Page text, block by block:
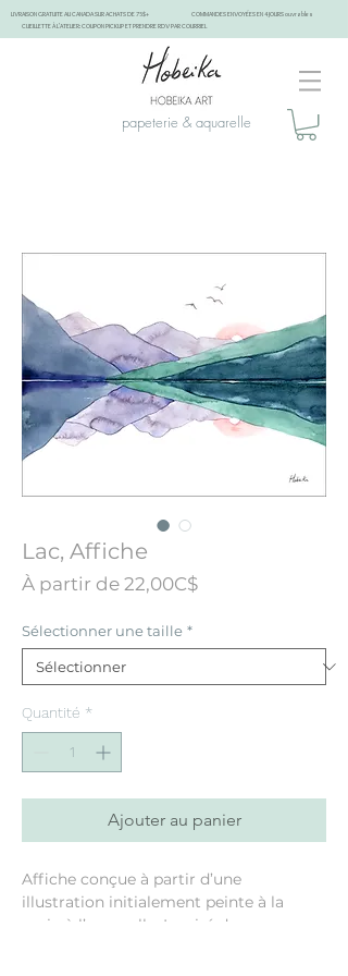
LIVRAISON GRATUITE AU CANADA SUR ACHATS DE 75$+
COMMANDES ENVOYÉES EN 4 JOURS ouvrables
CUEILLETTE À L'ATELIER: COUPON PICKUP ET PRENDRE RDV PAR COURRIEL
papeterie & aquarelle
Lac, Affiche
À partir de 22,00C$Prix
Sélectionner une taille *
Quantité *
Ajouter au panier
Affiche conçue à partir d’une
illustration initialement peinte à la
main à l’aquarelle. Inspiré de